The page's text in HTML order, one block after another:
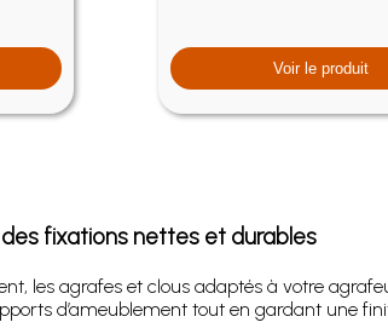
Voir le produit
fixations nettes et durables
les agrafes et clous adaptés à votre
d’ameublement tout en gardant une